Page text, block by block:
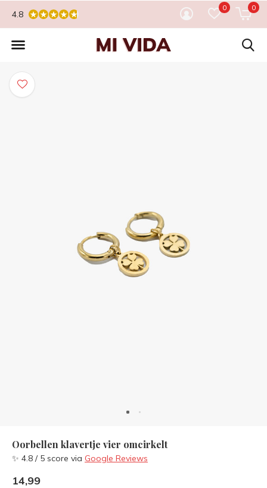
0 0
4.8
Oorbellen klavertje vier omcirkelt
✨ 4.8 / 5 score via Google Reviews
14,99